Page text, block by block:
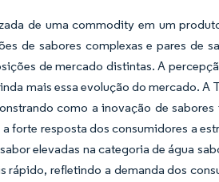
de uma commodity em um
de sabores complexas e pares de
de mercado distintas. A
mais essa evolução do mercado. A
como a inovação de
forte resposta dos consumidores a
elevadas na categoria de água
rápido, refletindo a demanda dos